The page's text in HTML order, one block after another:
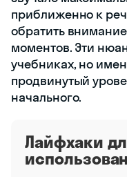
приближенно к
обратить
моментов. Эти
учебниках, но
продвинутый
начального.
Лайфхаки